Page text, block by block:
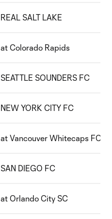
REAL SALT LAKE
at Colorado Rapids
SEATTLE SOUNDERS FC
NEW YORK CITY FC
at Vancouver Whitecaps FC
SAN DIEGO FC
at Orlando City SC